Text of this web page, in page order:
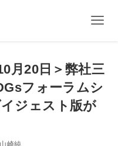
月20日＞弊社三
フォーラムシ
ジェスト版が
山崎純